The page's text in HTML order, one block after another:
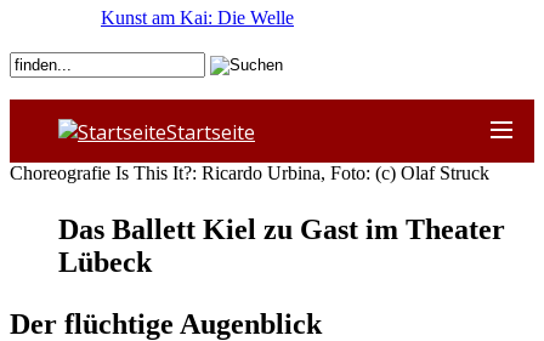
Startseite
Choreografie Is This It?: Ricardo Urbina, Foto: (c) Olaf Struck
Das Ballett Kiel zu Gast im Theater
Lübeck
Der flüchtige Augenblick
Kunst am Kai: Die Welle